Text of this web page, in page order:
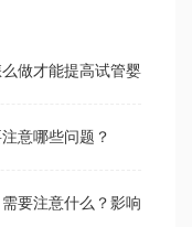
做才能提高试管婴儿成功
意哪些问题？
要注意什么？影响试管